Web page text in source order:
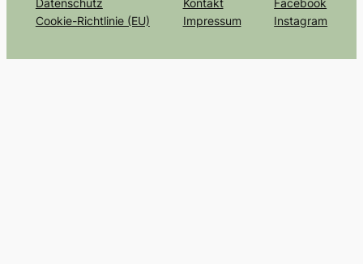
Datenschutz
Cookie-Richtlinie (EU)
Kontakt
Impressum
Facebook
Instagram